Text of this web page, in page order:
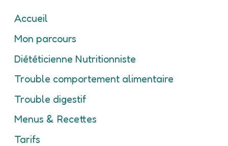
Accueil
Mon parcours
Diététicienne Nutritionniste
Trouble comportement alimentaire
Trouble digestif
Menus & Recettes
Tarifs